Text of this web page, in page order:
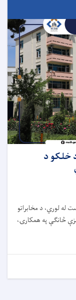
خلکو د
له لوري، د مخابراتو
څانګې په همکارۍ،